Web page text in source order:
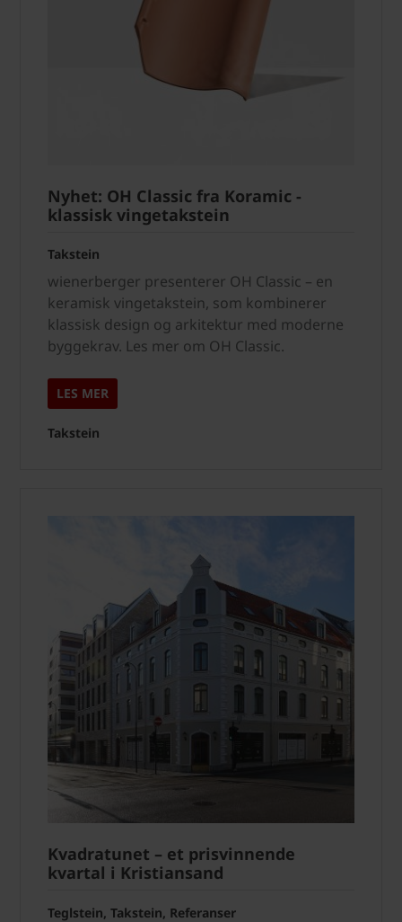
Nyhet: OH Classic fra Koramic -
klassisk vingetakstein
Takstein
wienerberger presenterer OH Classic – en
keramisk vingetakstein, som kombinerer
klassisk design og arkitektur med moderne
byggekrav. Les mer om OH Classic.
LES MER
Takstein
Kvadratunet – et prisvinnende
kvartal i Kristiansand
Teglstein, Takstein, Referanser